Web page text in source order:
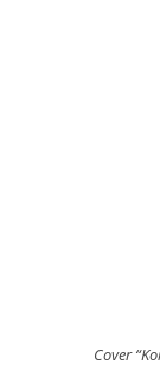
Cover